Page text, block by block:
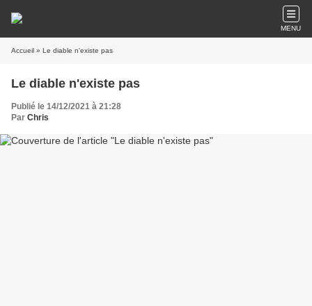
MENU
Accueil » Le diable n'existe pas
Le diable n'existe pas
Publié le 14/12/2021 à 21:28
Par Chris